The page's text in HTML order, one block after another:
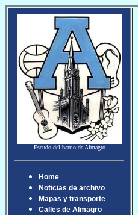
Escudo del barrio de Almagro
Home
Noticias de archivo
Mapas y transporte
Calles de Almagro